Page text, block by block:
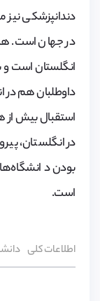
دندانپزشکی نیز
در جهان است.
انگلستان است و
داوطلبان هم در
استقبال بیش از
در انگلستان،
بودن
است.
اطلاعات کلی